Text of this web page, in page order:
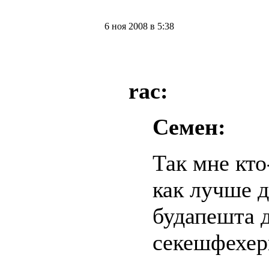
6 ноя 2008 в 5:38
rac:
Семен:
Так мне
как лучше
будапешта